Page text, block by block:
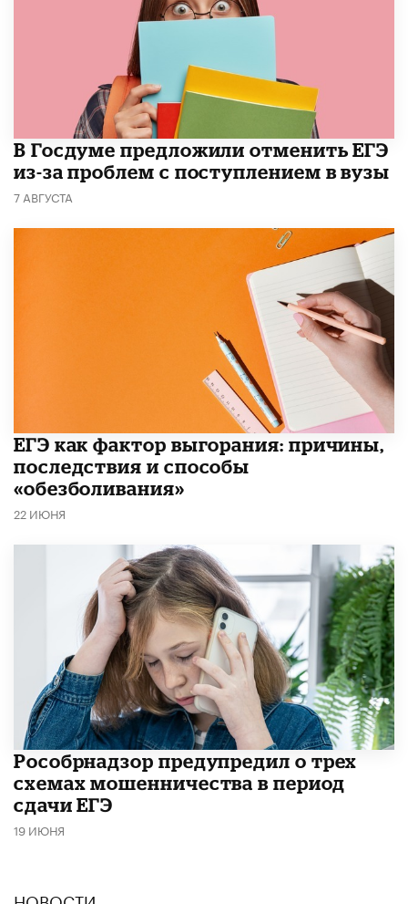
В Госдуме предложили отменить ЕГЭ
из-за проблем с поступлением в вузы
7 АВГУСТА
​ЕГЭ как фактор выгорания: причины,
последствия и способы
«обезболивания»
22 ИЮНЯ
Рособрнадзор предупредил о трех
схемах мошенничества в период
сдачи ЕГЭ
19 ИЮНЯ